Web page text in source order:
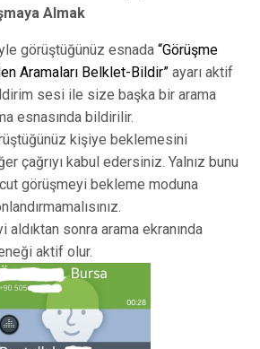
Almak
görüştüğünüz esnada “Görüşme
Aramaları Belklet-Bildir” ayarı aktif
sesi ile size başka bir arama
esnasında bildirilir.
kişiye beklemesini
çağrıyı kabul edersiniz. Yalnız bunu
görüşmeyi bekleme moduna
aldıktan sonra arama ekranında
aktif olur.